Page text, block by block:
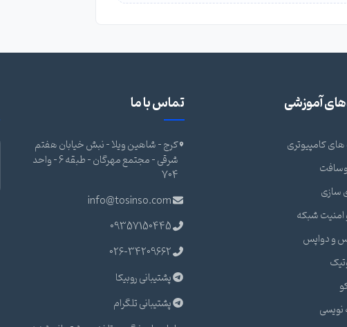
آموزشی
کامپیوتری
سازی
شبکه
و دواپس
نویسی
تماس با ما
کرج - شاهین ویلا - نبش خیابان هفتم
شرقی - مجتمع مهرگان - طبقه 6 - واحد
704
info@tosinso.com
09357150445
026-34209662
پشتیبانی روبیکا
پشتیبانی تلگرام